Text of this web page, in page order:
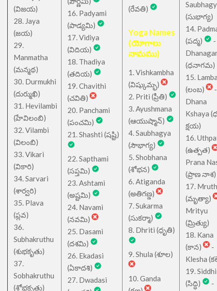
(విజయ)
28. Jaya
(జయ)
29.
Manmatha
(మన్మథ)
30. Durmukhi
(దుర్ముఖి)
31. Hevilambi
(హేవిలంబి)
32. Vilambi
(విలంబి)
33. Vikari
(వికారి)
34. Sarvari
(శార్వరి)
35. Plava
(ప్లవ)
36.
Subhakruthu
(శుభకృతు)
37.
Sobhakruthu
(శోభకృతు)
16. Padyami
(పాడ్యమి)
17. Vidiya
(విదియ)
18. Thadiya
(తదియ)
19. Chavithi
(చవితి)
20. Panchami
(పంచమి)
21. Shashti (షష్టి)
22. Sapthami
(సప్తమి)
23. Ashtami
(అష్టమి)
24. Navami
(నవమి)
25. Dasami
(దశమి)
26. Ekadasi
(ఏకాదశి)
27. Dwadasi
(రేవతి)
Yoga Names
(యోగాలు
నామము)
1. Vishkambha
(విష్కుమ్భ)
2. Priti (ప్రీతి)
3. Ayushmana
(ఆయుష్మాన్)
4. Saubhagya
(సౌభాగ్య)
5. Shobhana
(శోభన)
6. Atiganda
(అతిగణ్డ)
7. Sukarma
(సుకర్మా)
8. Dhriti (ధృతి)
9. Shula (శూల)
10. Ganda
(సుభాగ్య)
14.
(పద్మ)
-
(ధనాగమ)
15.
(లంబ)
-
Dhana
Kshaya
క్షయ)
16.
(ఉత్పత)
Prana
(ప్రాణ నాశ)
17.
(మృత్యా)
Mrityu
(మ్రిత్యు)
18. Kana
(కాన)
-
Klesha
19. Siddhi
(సిద్ధి)
-